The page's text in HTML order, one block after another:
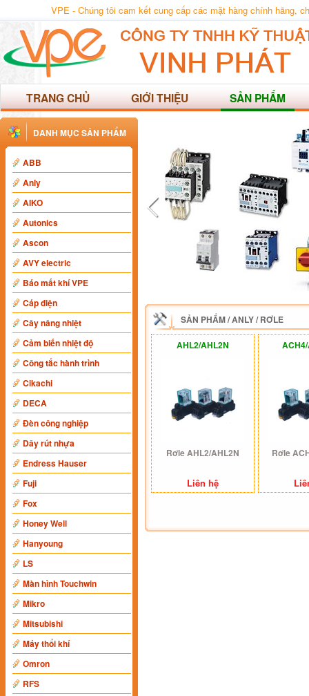
VPE - Chúng tôi cam kết cung cấp các mặt hàng chính hãng,
TRANG CHỦ GIỚI THIỆU SẢN PHẨM
DANH MỤC SẢN PHẨM
ABB
Anly
AIKO
Autonics
Ascon
AVY electric
Báo mất khí VPE
Cáp điện
Cây nâng nhiệt
Cảm biến nhiệt độ
Công tắc hành trình
Cikachi
DECA
Đèn công nghiệp
Dây rút nhựa
Endress Hauser
Fuji
Fox
Honey Well
Hanyoung
LS
Màn hình Touchwin
Mikro
Mitsubishi
Máy thổi khí
Omron
RFS
SẢN PHẨM/ANLY/RƠLE
AHL2/AHL2N
Rơle AHL2/AHL2N
Liên hệ
Rơle